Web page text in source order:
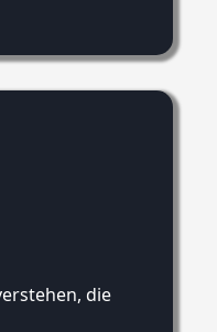
die